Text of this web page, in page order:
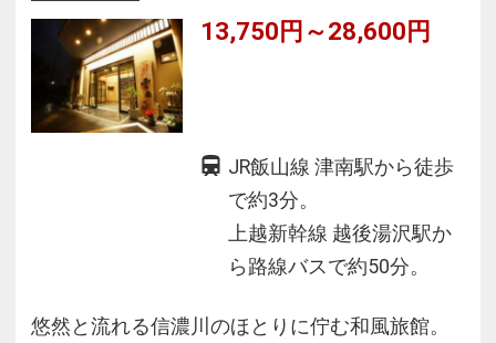
入口脇」「本館８階エトワール」でお願い致し
ます。
13,750円～28,600円
JR飯山線 津南駅から徒歩
で約3分。
上越新幹線 越後湯沢駅か
ら路線バスで約50分。
悠然と流れる信濃川のほとりに佇む和風旅館。